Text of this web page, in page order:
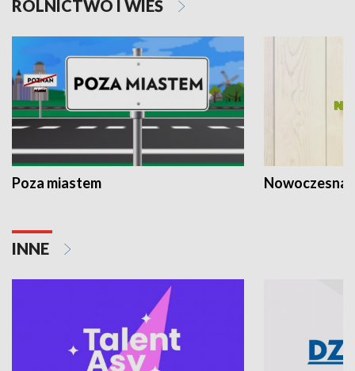
ROLNICTWO I WIEŚ
Poza miastem Nowoczesna
INNE